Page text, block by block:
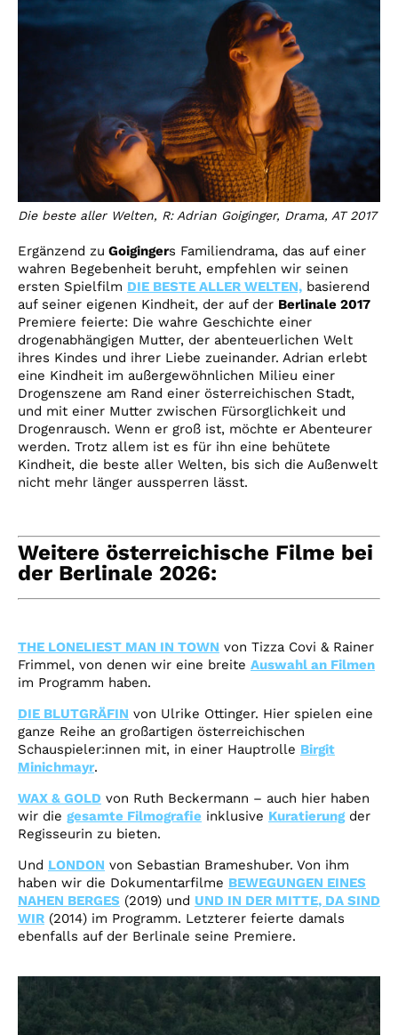
Die beste aller Welten, R: Adrian Goiginger, Drama, AT 2017
Ergänzend zu Goigingers Familiendrama, das auf einer
wahren Begebenheit beruht, empfehlen wir seinen
ersten Spielfilm DIE BESTE ALLER WELTEN, basierend
auf seiner eigenen Kindheit, der auf der Berlinale 2017
Premiere feierte: Die wahre Geschichte einer
drogenabhängigen Mutter, der abenteuerlichen Welt
ihres Kindes und ihrer Liebe zueinander. Adrian erlebt
eine Kindheit im außergewöhnlichen Milieu einer
Drogenszene am Rand einer österreichischen Stadt,
und mit einer Mutter zwischen Fürsorglichkeit und
Drogenrausch. Wenn er groß ist, möchte er Abenteurer
werden. Trotz allem ist es für ihn eine behütete
Kindheit, die beste aller Welten, bis sich die Außenwelt
nicht mehr länger aussperren lässt.
Weitere österreichische Filme bei
der Berlinale 2026:
THE LONELIEST MAN IN TOWN von Tizza Covi & Rainer
Frimmel, von denen wir eine breite Auswahl an Filmen
im Programm haben.
DIE BLUTGRÄFIN von Ulrike Ottinger. Hier spielen eine
ganze Reihe an großartigen österreichischen
Schauspieler:innen mit, in einer Hauptrolle Birgit
Minichmayr.
WAX & GOLD von Ruth Beckermann – auch hier haben
wir die gesamte Filmografie inklusive Kuratierungder
Regisseurin zu bieten.
Und LONDON von Sebastian Brameshuber. Von ihm
haben wir die Dokumentarfilme BEWEGUNGEN EINES
NAHEN BERGES (2019) und UND IN DER MITTE, DA SIND
WIR (2014) im Programm. Letzterer feierte damals
ebenfalls auf der Berlinale seine Premiere.